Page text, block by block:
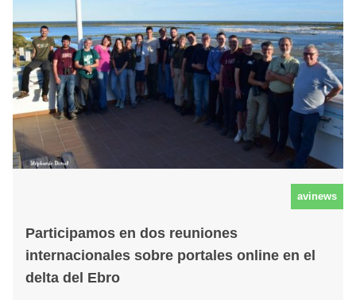
avinews
Participamos en dos reuniones
internacionales sobre portales online en el
delta del Ebro